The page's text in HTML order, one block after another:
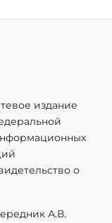
издание
о
А.В.